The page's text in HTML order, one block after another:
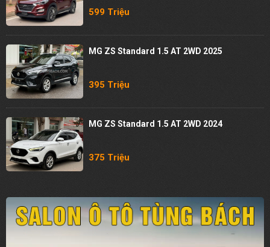
599 Triệu
MG ZS Standard 1.5 AT 2WD 2025
395 Triệu
MG ZS Standard 1.5 AT 2WD 2024
375 Triệu